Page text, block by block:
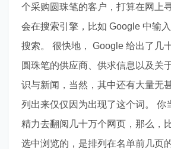
个采购圆珠笔的客户，打算在网上
会在搜索引擎，比如 Google 中输入
搜索。 很快地， Google 给出了几
圆珠笔的供应商、供求信息以及关
识与新闻，当然，其中还有大量无
列出来仅仅因为出现了这个词。 你
精力去翻阅几十万个网页，那么，
选中浏览的，是排列在名单前几页